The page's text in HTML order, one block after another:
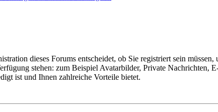
dieses Forums entscheidet, ob Sie registriert sein
stehen: zum Beispiel Avatarbilder, Private Nachrichten,
ist und Ihnen zahlreiche Vorteile bietet.